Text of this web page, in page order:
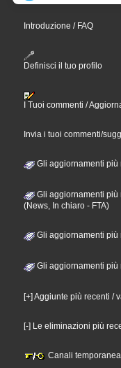
Introduzione / FAQ
Definisci il tuo profilo
I Tuoi commenti /
Invia i tuoi commenti/
Gli aggiornamenti più
Gli aggiornamenti più
(News, In chiaro - FTA)
Gli aggiornamenti più
Gli aggiornamenti più
[+] Aggiunte più recenti /
[-] Le eliminazioni più
Canali